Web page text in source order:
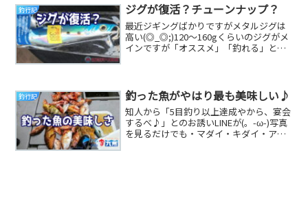
釣行記 ジグが復活？チューンナップ？
最近ジギングばかりですがメタルジグは
高い(◎_◎;)120～160gくらいのジグがメ
インですが「オススメ」「釣れる」と
釣行記 釣った魚がやはり最も美味しい♪
知人から「5目釣り以上達成やから、宴会
するべ♪」とのお誘いLINEが(。-ω-)写真
を見るだけでも・マダイ・キダイ・アコ